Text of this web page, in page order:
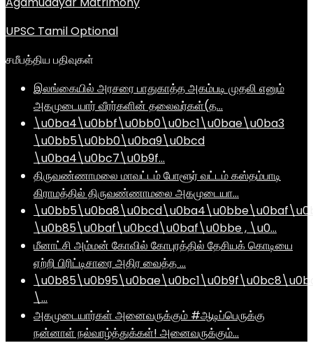
UPSC Tamil Optional
சமீபத்திய பதிவுகள்
இலங்கையில் அரசரை பாதுகாத்த அகம்படி முதலி எனும்
அகமுடையார் வீரர்களின் தலைவர்கள்(த…
\u0ba4\u0bbf\u0bb0\u0bc1\u0bae\u0ba3
\u0bb5\u0bb0\u0ba9\u0bcd
\u0ba4\u0bc7\u0b9f…
திருவண்ணாமலை மாவட்டம் போளூர் வட்டம் கஸ்தம்பாடி
கிராமத்தில் திருவண்ணாமலை அகமுடையா…
\u0b85\u0baf\u0bcd\u0baf\u0bbe , \u0…
மீனாட்சி அம்மன் கோவில் கோபுரத்தில் தேசியக் கொடியை
ஏற்றி பிரிட்டிசாரை அதிர வைத்த …
\…
அகமுடையார்கள் அனைவருக்கும் #ஆடிப்பெருக்கு
நன்னாள் நல்வாழ்த்துக்கள்! அனைவருக்கும்…